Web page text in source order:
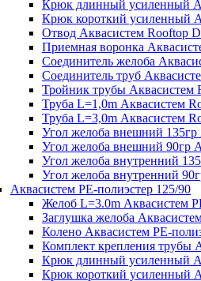
Крюк длинный усиленный
Крюк короткий усиленный
Отвод Аквасистем Rooftop
Приемная воронка
Соединитель желоба
Соединитель труб
Тройник трубы Аквасистем
Труба L=1,0m Аквасистем
Труба L=3,0m Аквасистем
Угол желоба внешний
Угол желоба внешний 90гр
Угол желоба внутренний
Угол желоба внутренний
Аквасистем PE-полиэстер 125/90
Желоб L=3.0m Аквасистем
Заглушка желоба
Колено Аквасистем PE-
Комплект крепления трубы
Крюк длинный усиленный
Крюк короткий усиленный